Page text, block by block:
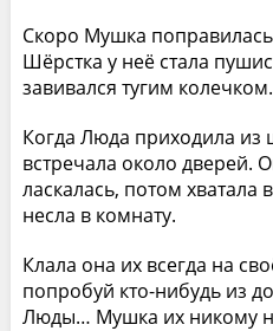
Скоро Мушка
Шёрстка у неё стала
завивался тугим колечком.
Когда Люда приходила из
встречала около дверей.
ласкалась, потом
несла в комнату.
Клала она их всегда на
попробуй кто-нибудь из
Люды… Мушка их никому